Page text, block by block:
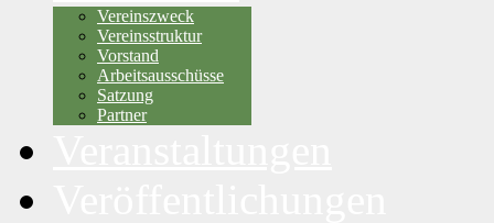
Vereinszweck
Vereinsstruktur
Vorstand
Arbeitsausschüsse
Satzung
Partner